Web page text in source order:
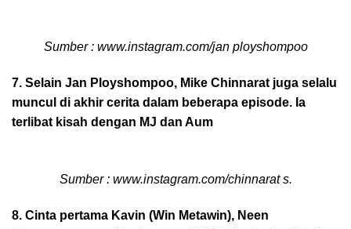
Sumber : www.instagram.com/jan ployshompoo
7. Selain Jan Ployshompoo, Mike Chinnarat juga selalu
muncul di akhir cerita dalam beberapa episode. Ia
terlibat kisah dengan MJ dan Aum
Sumber : www.instagram.com/chinnarat s.
8. Cinta pertama Kavin (Win Metawin), Neen